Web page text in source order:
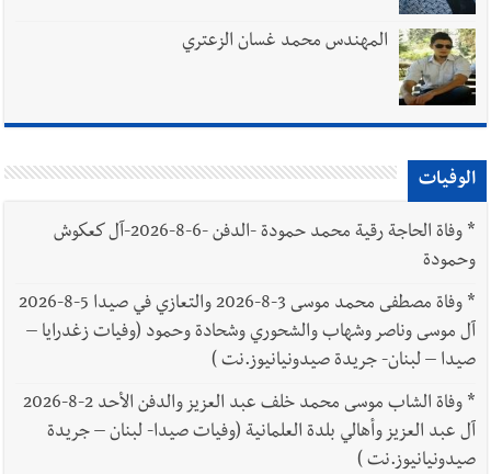
المهندس محمد غسان الزعتري
الوفيات
*
وفاة الحاجة رقية محمد حمودة -الدفن -6-8-2026-آل كعكوش
وحمودة
*
وفاة مصطفى محمد موسى 3-8-2026 والتعازي في صيدا 5-8-2026
آل موسى وناصر وشهاب والشحوري وشحادة وحمود (وفيات زغدرايا –
صيدا – لبنان- جريدة صيدونيانيوز.نت )
*
وفاة الشاب موسى محمد خلف عبد العزيز والدفن الأحد 2-8-2026
آل عبد العزيز وأهالي بلدة العلمانية (وفيات صيدا- لبنان – جريدة
صيدونيانيوز.نت )